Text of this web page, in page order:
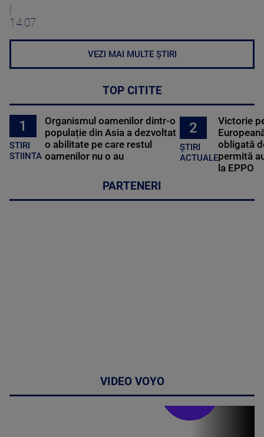
14:07
VEZI MAI MULTE ȘTIRI
TOP CITITE
1
STIRI
STIINTA
Organismul oamenilor dintr-o
populație din Asia a dezvoltat
o abilitate pe care restul
oamenilor nu o au
2
ȘTIRI
ACTUALE
Victorie
obligată
permită
la EPPO
PARTENERI
VIDEO VOYO